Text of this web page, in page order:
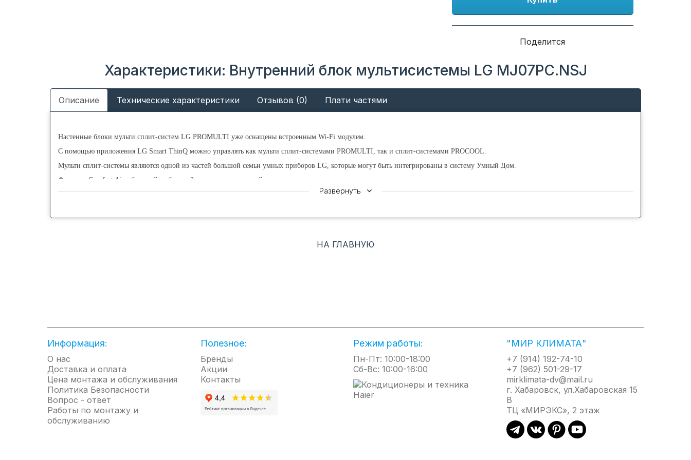
Поделится
Характеристики: Внутренний блок мультисистемы LG MJ07PC.NSJ
Описание Технические характеристики Отзывов (0) Плати частями
Настенные блоки мульти сплит-систем LG PROMULTI уже оснащены встроенным Wi-Fi модулем.
С помощью приложения LG Smart ThinQ можно управлять как мульти сплит-системами PROMULTI, так и сплит-системами PROCOOL.
Мульти сплит-системы являются одной из частей большой семьи умных приборов LG, которые могут быть интегрированы в систему Умный Дом.
Функция Comfort Air - быстрый выбор из 2 заданных положений жалюзи:
Максимально горизонтальное положение жалюзи (80°) для обдува вдоль потолка (идеально для режима охлаждения);
● Система автоочистки
Развернуть
НА ГЛАВНУЮ
Информация:
О нас
Доставка и оплата
Цена монтажа и обслуживания
Политика Безопасности
Вопрос - ответ
Работы по монтажу и
обслуживанию
Полезное:
Бренды
Акции
Контакты
Режим работы:
Пн-Пт: 10:00-18:00
Сб-Вс: 10:00-16:00
"МИР КЛИМАТА"
+7 (914) 192-74-10
+7 (962) 501-29-17
mirklimata-dv@mail.ru
г. Хабаровск, ул.Хабаровская 15
В
ТЦ «МИРЭКС», 2 этаж